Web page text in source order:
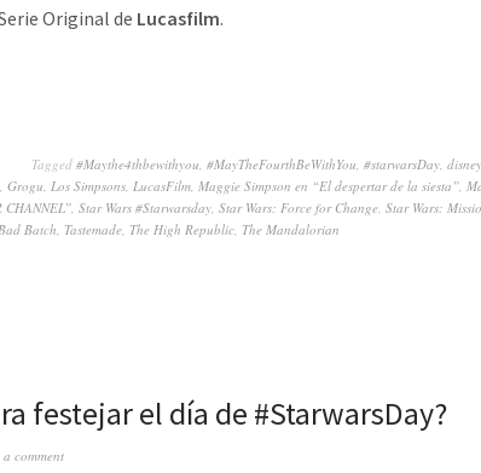
Original de Lucasfilm.
Tagged #Maythe4thbewithyou, #MayTheFourthBeWithYou, #starwarsDay, disney
, Grogu, Los Simpsons, LucasFilm, Maggie Simpson en “El despertar de la siesta”,
CHANNEL”, Star Wars #Starwarsday, Star Wars: Force for Change, Star Wars:
Batch, Tastemade, The High Republic, The Mandalorian
festejar el día de #StarwarsDay?
a comment